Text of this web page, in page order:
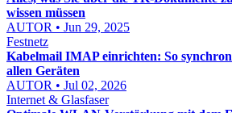
wissen müssen
AUTOR • Jun 29, 2025
Festnetz
Kabelmail IMAP einrichten: So
allen Geräten
AUTOR • Jul 02, 2026
Internet & Glasfaser